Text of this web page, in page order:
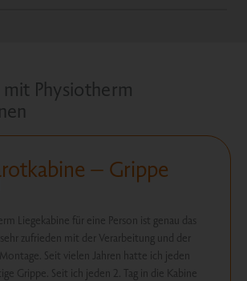
Physiotherm
– Grippe
Liegekabine für eine Person ist genau das
zufrieden mit der Verarbeitung und der
Seit vielen Jahren hatte ich jeden
Grippe. Seit ich jeden 2. Tag in die Kabine